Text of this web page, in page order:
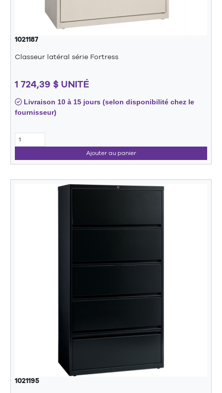
1021187
Classeur latéral série Fortress
1 724,39 $ UNITÉ
Livraison 10 à 15 jours (selon disponibilité chez le
fournisseur)
Ajouter au panier
1021195